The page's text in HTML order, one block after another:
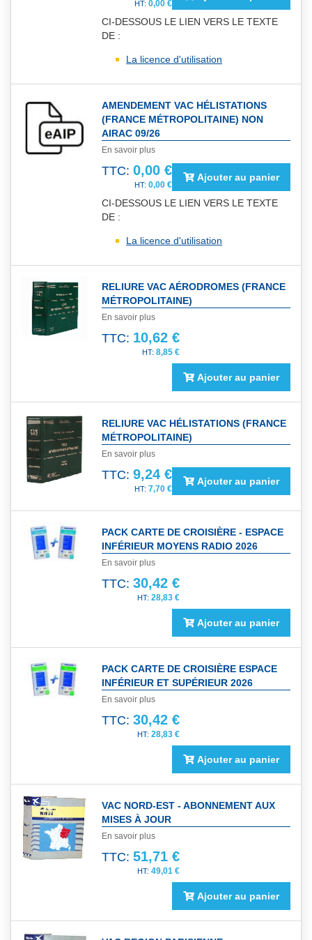
0,00 €
CI-DESSOUS LE LIEN VERS LE TEXTE
DE :
La licence d'utilisation
AMENDEMENT VAC HÉLISTATIONS
(FRANCE MÉTROPOLITAINE) NON
AIRAC 09/26
En savoir plus
TTC: 0,00 €
0,00 €
Ajouter au panier
CI-DESSOUS LE LIEN VERS LE TEXTE
DE :
La licence d'utilisation
RELIURE VAC AÉRODROMES (FRANCE
MÉTROPOLITAINE)
En savoir plus
TTC: 10,62 €
8,85 €
Ajouter au panier
RELIURE VAC HÉLISTATIONS (FRANCE
MÉTROPOLITAINE)
En savoir plus
TTC: 9,24 €
7,70 €
Ajouter au panier
PACK CARTE DE CROISIÈRE - ESPACE
INFÉRIEUR MOYENS RADIO 2026
En savoir plus
TTC: 30,42 €
28,83 €
Ajouter au panier
PACK CARTE DE CROISIÈRE ESPACE
INFÉRIEUR ET SUPÉRIEUR 2026
En savoir plus
TTC: 30,42 €
28,83 €
Ajouter au panier
VAC NORD-EST - ABONNEMENT AUX
MISES À JOUR
En savoir plus
TTC: 51,71 €
49,01 €
Ajouter au panier